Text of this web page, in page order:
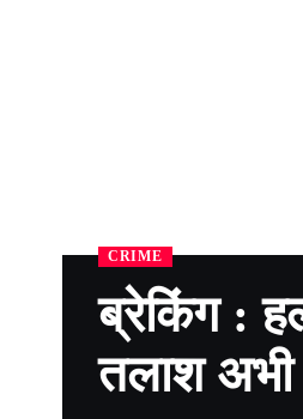
CRIME
ब्रेकिंग :
तलाश अभी